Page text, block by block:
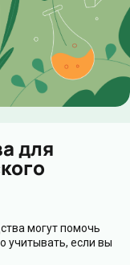
для
могут помочь
учитывать, если вы